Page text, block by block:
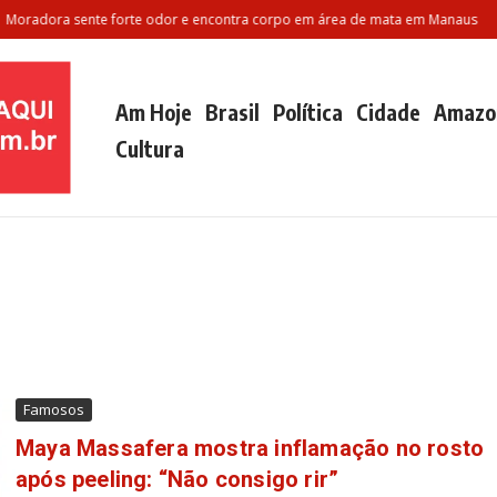
sente forte odor e encontra corpo em área de mata em Manaus
Am Hoje Brasil Política Cidade
Cultura
Famosos
Maya Massafera mostra inflamação no rosto
após peeling: “Não consigo rir”